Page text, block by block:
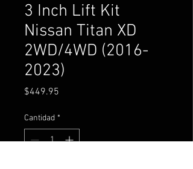
3 Inch Lift Kit
Nissan Titan XD
2WD/4WD (2016-
2023)
$449.95
Cantidad *